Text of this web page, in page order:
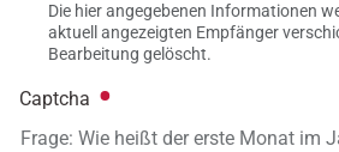
Die hier angegebenen Informationen
aktuell angezeigten Empfänger
Bearbeitung gelöscht.
Captcha
Frage: Wie heißt der erste Monat im